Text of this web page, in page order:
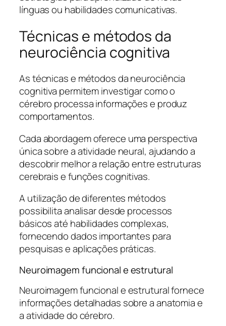
línguas ou habilidades comunicativas.
Técnicas e métodos da
neurociência cognitiva
As técnicas e métodos da neurociência
cognitiva permitem investigar como o
cérebro processa informações e produz
comportamentos.
Cada abordagem oferece uma perspectiva
única sobre a atividade neural, ajudando a
descobrir melhor a relação entre estruturas
cerebrais e funções cognitivas.
A utilização de diferentes métodos
possibilita analisar desde processos
básicos até habilidades complexas,
fornecendo dados importantes para
pesquisas e aplicações práticas.
Neuroimagem funcional e estrutural
Neuroimagem funcional e estrutural fornece
informações detalhadas sobre a anatomia e
a atividade do cérebro.